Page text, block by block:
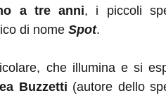
a tre anni, i piccoli
di nome Spot.
che illumina e si
Buzzetti (autore dello